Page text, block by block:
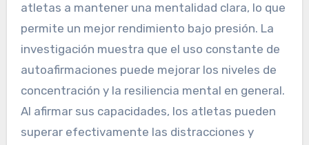
atletas a mantener una mentalidad clara, lo que
permite un mejor rendimiento bajo presión. La
investigación muestra que el uso constante de
autoafirmaciones puede mejorar los niveles de
concentración y la resiliencia mental en general.
Al afirmar sus capacidades, los atletas pueden
superar efectivamente las distracciones y